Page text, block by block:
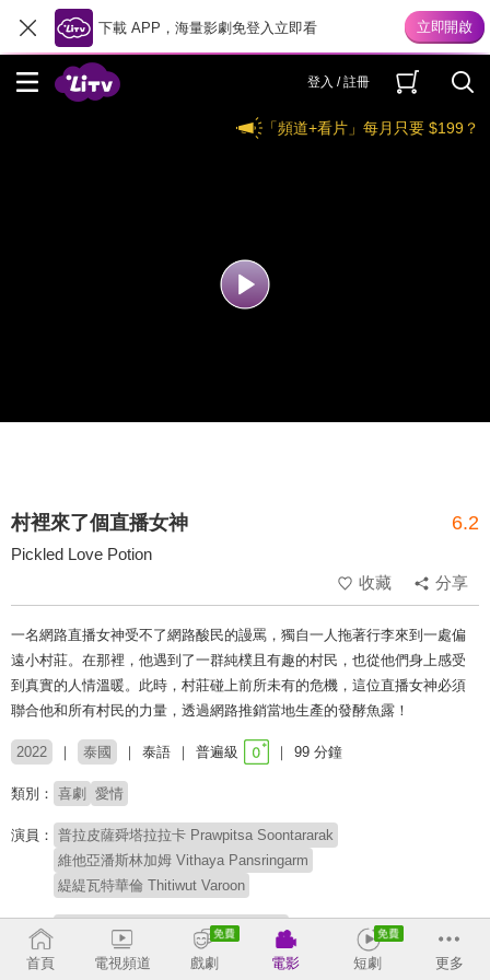
下載 APP，海量影劇免登入立即看
登入 / 註冊
「頻道+看片」每月只要 $199？
村裡來了個直播女神 6.2
Pickled Love Potion
收藏
分享
一名網路直播女神受不了網路酸民的謾罵，獨自一人拖著行李來到一處偏
遠小村莊。在那裡，他遇到了一群純樸且有趣的村民，也從他們身上感受
到真實的人情溫暖。此時，村莊碰上前所未有的危機，這位直播女神必須
聯合他和所有村民的力量，透過網路推銷當地生產的發酵魚露！
2022 泰國 泰語 普遍級 99 分鐘
類別： 喜劇 愛情
演員： 普拉皮薩舜塔拉拉卡 Prawpitsa Soontararak
維他亞潘斯林加姆 Vithaya Pansringarm
緹緹瓦特華倫 Thitiwut Varoon
導演： 希里拉丘納波特 Seree Lachonnabot
# 愛情喜劇 # 幽默小品
首頁 電視頻道 戲劇 電影 短劇 更多